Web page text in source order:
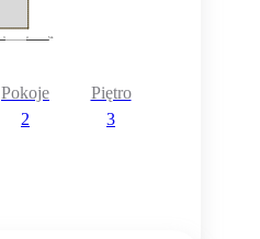
Pokoje
2
Piętro
3